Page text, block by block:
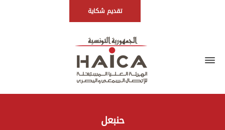
تقديم شكاية
حنبعل